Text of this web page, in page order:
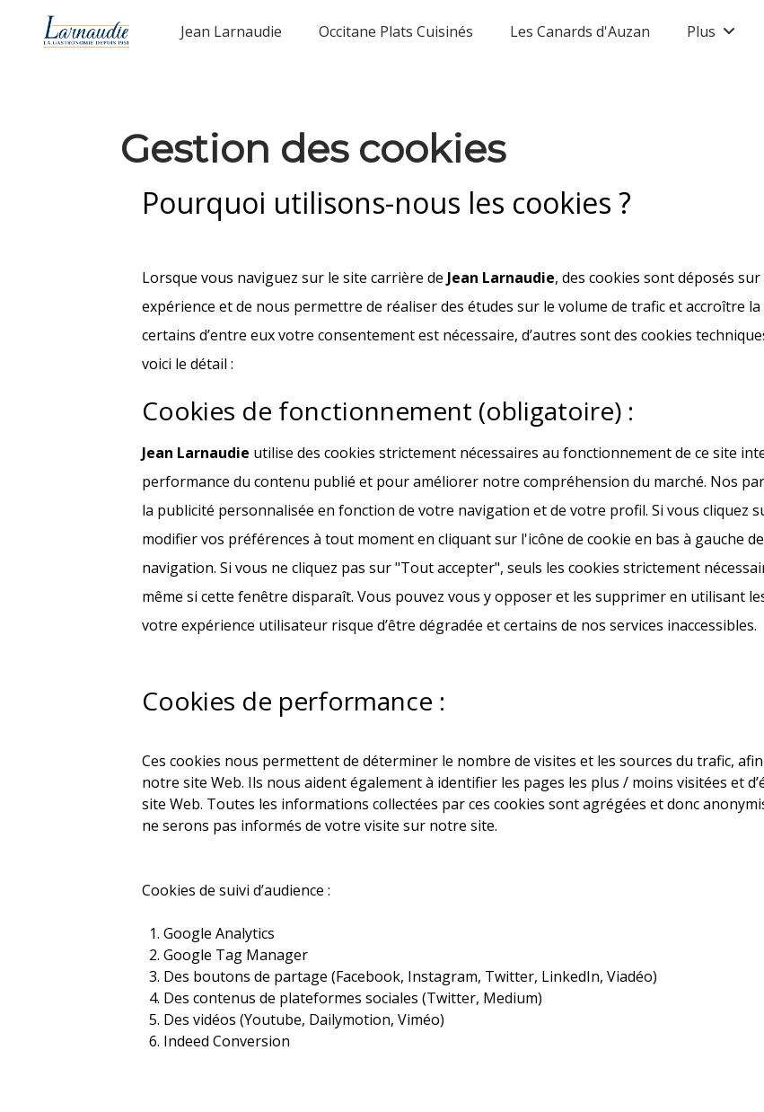
Jean Larnaudie Occitane Plats Cuisinés Les Canards d'Auzan Plus
Gestion des cookies
Pourquoi utilisons-nous les cookies ?
Lorsque vous naviguez sur le site carrière de Jean Larnaudie, des cookies sont déposés
expérience et de nous permettre de réaliser des études sur le volume de trafic et accroître
certains d’entre eux votre consentement est nécessaire, d’autres sont des cookies
voici le détail :
Cookies de fonctionnement (obligatoire) :
Jean Larnaudie utilise des cookies strictement nécessaires au fonctionnement de ce site
performance du contenu publié et pour améliorer notre compréhension du marché. Nos
la publicité personnalisée en fonction de votre navigation et de votre profil. Si vous cliquez
modifier vos préférences à tout moment en cliquant sur l'icône de cookie en bas à gauche
navigation. Si vous ne cliquez pas sur "Tout accepter", seuls les cookies strictement
même si cette fenêtre disparaît. Vous pouvez vous y opposer et les supprimer en utilisant
votre expérience utilisateur risque d’être dégradée et certains de nos services inaccessibles.
Cookies de performance :
Ces cookies nous permettent de déterminer le nombre de visites et les sources du trafic,
notre site Web. Ils nous aident également à identifier les pages les plus / moins visitées et
site Web. Toutes les informations collectées par ces cookies sont agrégées et donc
ne serons pas informés de votre visite sur notre site.
Cookies de suivi d’audience :
Google Analytics
Google Tag Manager
Des boutons de partage (Facebook, Instagram, Twitter, LinkedIn, Viadéo)
Des contenus de plateformes sociales (Twitter, Medium)
Des vidéos (Youtube, Dailymotion, Viméo)
Indeed Conversion